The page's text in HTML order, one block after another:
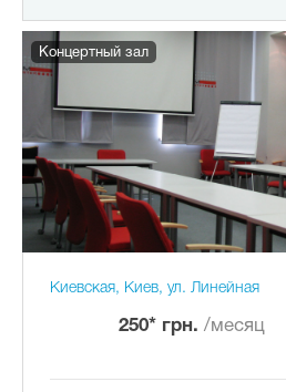
Концертный зал
Киевская, Киев, ул. Линейная
250* грн. /месяц